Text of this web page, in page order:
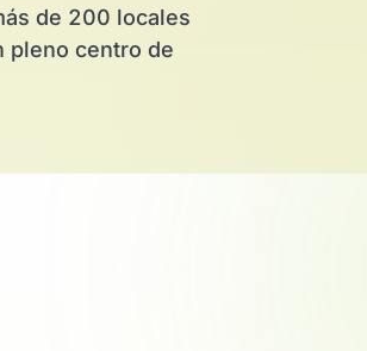
de 200 locales
pleno centro de